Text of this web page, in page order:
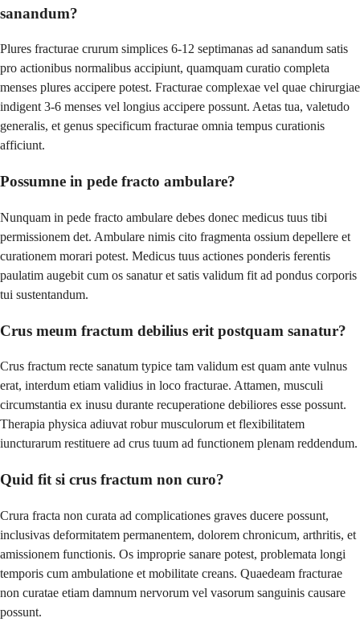
sanandum?
Plures fracturae crurum simplices 6-12 septimanas ad sanandum satis
pro actionibus normalibus accipiunt, quamquam curatio completa
menses plures accipere potest. Fracturae complexae vel quae chirurgiae
indigent 3-6 menses vel longius accipere possunt. Aetas tua, valetudo
generalis, et genus specificum fracturae omnia tempus curationis
afficiunt.
Possumne in pede fracto ambulare?
Nunquam in pede fracto ambulare debes donec medicus tuus tibi
permissionem det. Ambulare nimis cito fragmenta ossium depellere et
curationem morari potest. Medicus tuus actiones ponderis ferentis
paulatim augebit cum os sanatur et satis validum fit ad pondus corporis
tui sustentandum.
Crus meum fractum debilius erit postquam sanatur?
Crus fractum recte sanatum typice tam validum est quam ante vulnus
erat, interdum etiam validius in loco fracturae. Attamen, musculi
circumstantia ex inusu durante recuperatione debiliores esse possunt.
Therapia physica adiuvat robur musculorum et flexibilitatem
iuncturarum restituere ad crus tuum ad functionem plenam reddendum.
Quid fit si crus fractum non curo?
Crura fracta non curata ad complicationes graves ducere possunt,
inclusivas deformitatem permanentem, dolorem chronicum, arthritis, et
amissionem functionis. Os improprie sanare potest, problemata longi
temporis cum ambulatione et mobilitate creans. Quaedeam fracturae
non curatae etiam damnum nervorum vel vasorum sanguinis causare
possunt.